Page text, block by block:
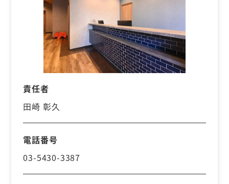
責任者
田崎 彰久
電話番号
03-5430-3387